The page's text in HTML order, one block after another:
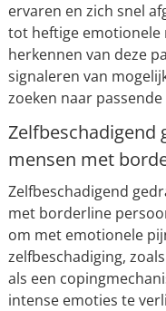
ervaren en zich snel
tot heftige emotionele
herkennen van deze
signaleren van
zoeken naar
Zelfbeschadigend
mensen met
Zelfbeschadigend
met borderline
om met emotionele
zelfbeschadiging,
als een
intense emoties te